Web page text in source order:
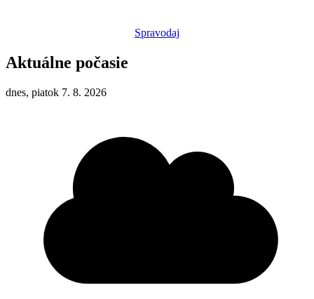
Spravodaj
Aktuálne počasie
dnes, piatok 7. 8. 2026